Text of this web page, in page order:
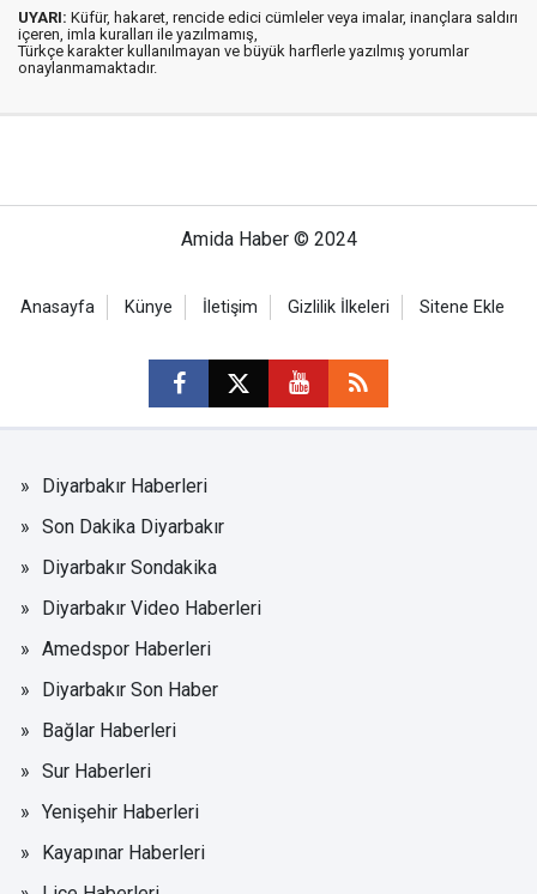
UYARI: Küfür, hakaret, rencide edici cümleler veya imalar, inançlara saldırı
içeren, imla kuralları ile yazılmamış,
Türkçe karakter kullanılmayan ve büyük harflerle yazılmış yorumlar
onaylanmamaktadır.
Amida Haber © 2024
Anasayfa Künye İletişim Gizlilik İlkeleri Sitene Ekle
Diyarbakır Haberleri
Son Dakika Diyarbakır
Diyarbakır Sondakika
Diyarbakır Video Haberleri
Amedspor Haberleri
Diyarbakır Son Haber
Bağlar Haberleri
Sur Haberleri
Yenişehir Haberleri
Kayapınar Haberleri